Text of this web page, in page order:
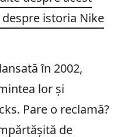
istoria Nike
în 2002,
lor și
Pare o reclamă?
de